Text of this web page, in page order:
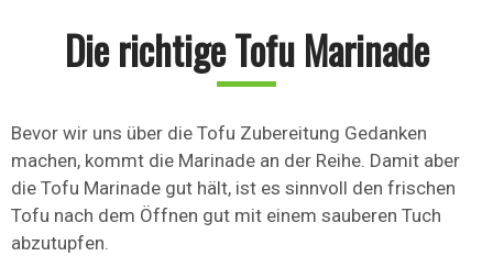
Die richtige Tofu Marinade
Bevor wir uns über die Tofu Zubereitung Gedanken
machen, kommt die Marinade an der Reihe. Damit aber
die Tofu Marinade gut hält, ist es sinnvoll den frischen
Tofu nach dem Öffnen gut mit einem sauberen Tuch
abzutupfen.